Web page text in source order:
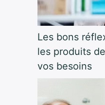
Les bons
les produits
vos besoins